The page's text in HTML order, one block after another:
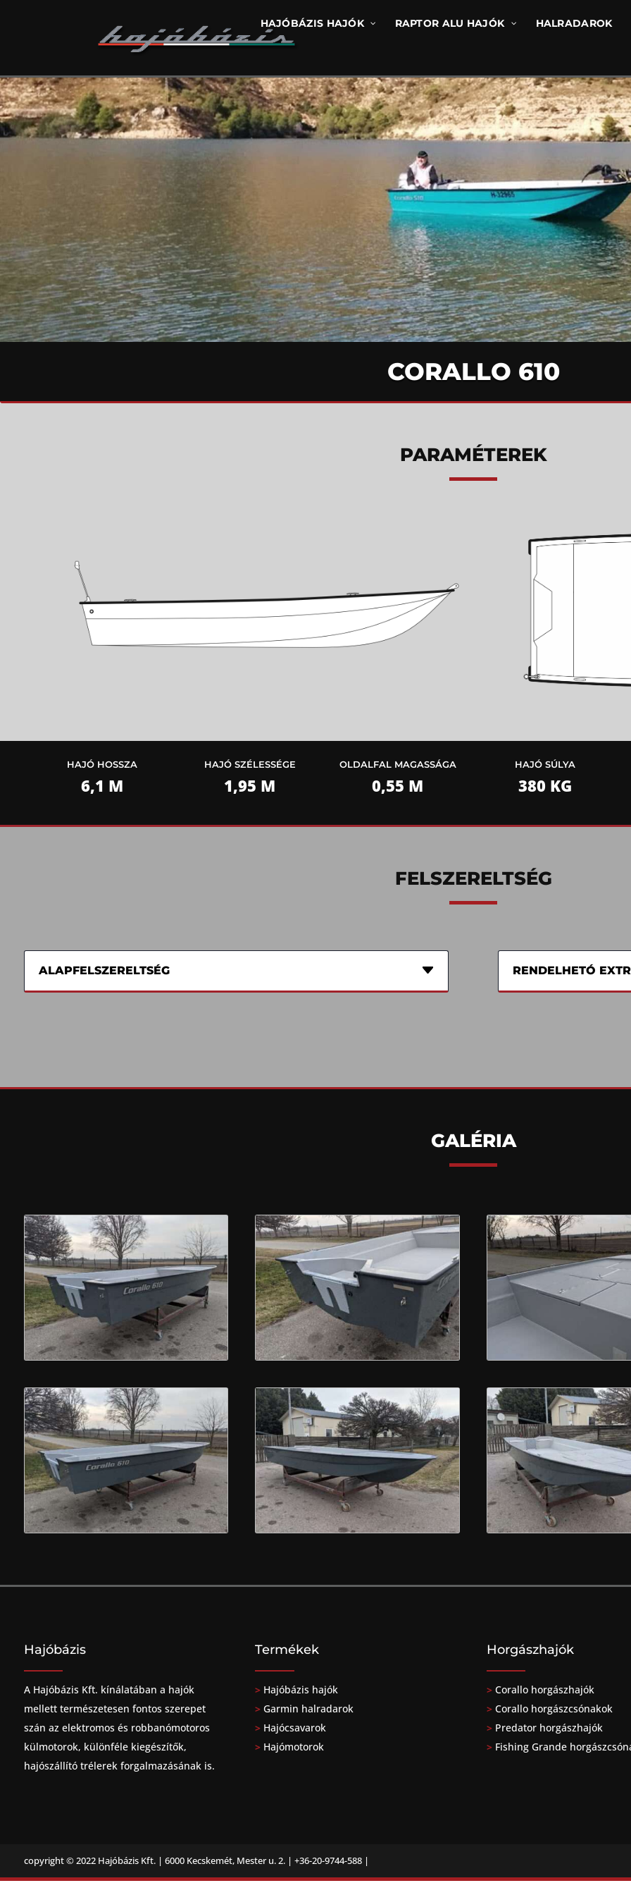
HAJÓBÁZIS HAJÓK RAPTOR ALU HAJÓK HALRADAROK
CORALLO 610
PARAMÉTEREK
HAJÓ HOSSZA
6,1 M
HAJÓ SZÉLESSÉGE
1,95 M
OLDALFAL MAGASSÁGA
0,55 M
HAJÓ SÚLYA
380 KG
FELSZERELTSÉG
ALAPFELSZERELTSÉG RENDELHETÓ
GALÉRIA
Hajóbázis
A Hajóbázis Kft. kínálatában a hajók
mellett természetesen fontos szerepet
szán az elektromos és robbanómotoros
külmotorok, különféle kiegészítők,
hajószállító trélerek forgalmazásának is.
Termékek
> Hajóbázis hajók
> Garmin halradarok
> Hajócsavarok
> Hajómotorok
Horgászhajók
> Corallo horgászhajók
> Corallo horgászcsónakok
> Predator horgászhajók
> Fishing Grande
copyright © 2022 Hajóbázis Kft. | 6000 Kecskemét, Mester u. 2. | +36-20-9744-588 |